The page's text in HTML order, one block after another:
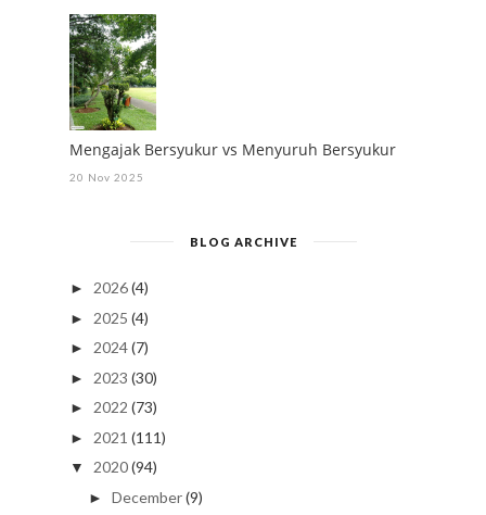
Mengajak Bersyukur vs Menyuruh Bersyukur
20 Nov 2025
BLOG ARCHIVE
► 2026(4)
► 2025 (4)
► 2024(7)
► 2023 (30)
► 2022 (73)
► 2021 (111)
▼ 2020(94)
► December(9)